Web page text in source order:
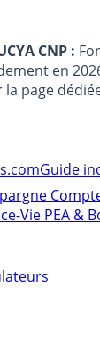
CNP :
en
page
Guide
Vie PEA &